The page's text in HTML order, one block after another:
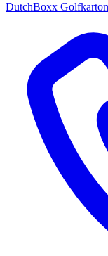
DutchBoxx